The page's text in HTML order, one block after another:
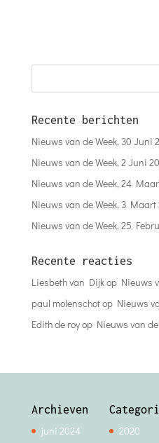
Recente berichten
Nieuws van de Week, 30 Juni
Nieuws van de Week, 2 Juni
Nieuws van de Week, 24
Nieuws van de Week, 3 Maart
Nieuws van de Week, 25
Recente reacties
Liesbeth van Dijkop Nieuws
paul molenschotop Nieuws
Edith de royop Nieuws van
Archieven
juni 2024
2020